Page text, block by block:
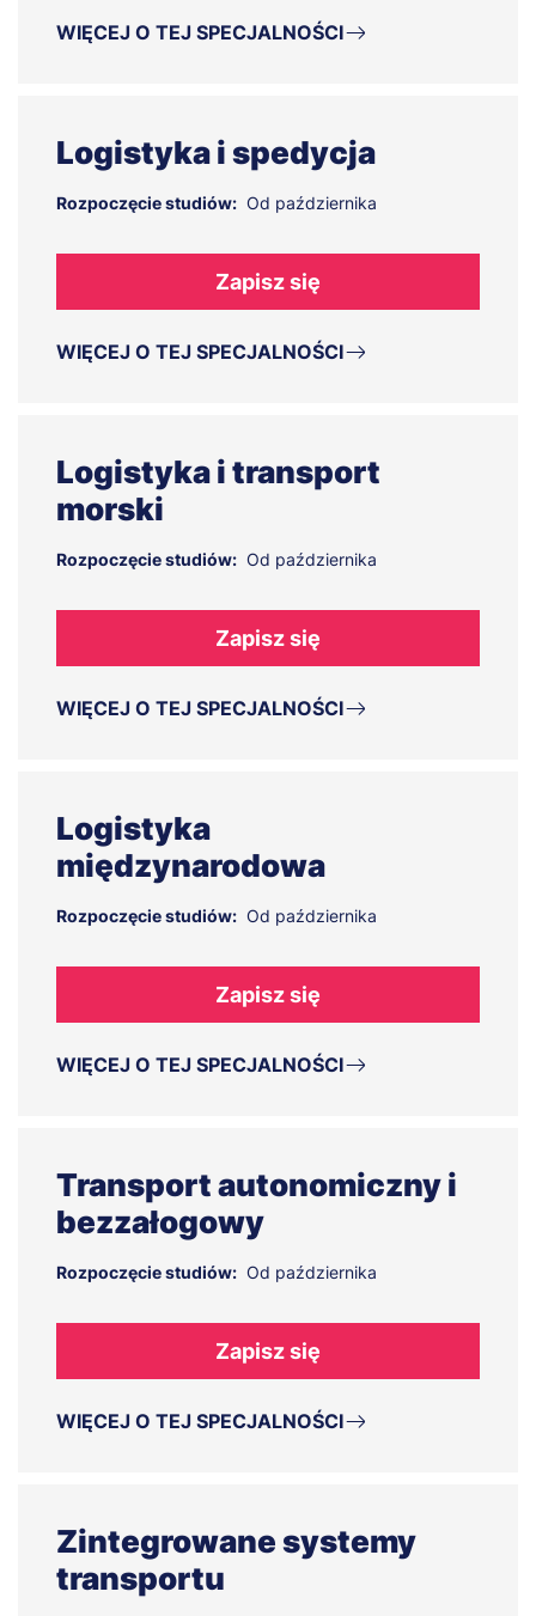
WIĘCEJ O TEJ SPECJALNOŚCI
Logistyka i spedycja
Rozpoczęcie studiów: Od października
Zapisz się
WIĘCEJ O TEJ SPECJALNOŚCI
Logistyka i transport
morski
Rozpoczęcie studiów: Od października
Zapisz się
WIĘCEJ O TEJ SPECJALNOŚCI
Logistyka
międzynarodowa
Rozpoczęcie studiów: Od października
Zapisz się
WIĘCEJ O TEJ SPECJALNOŚCI
Transport autonomiczny i
bezzałogowy
Rozpoczęcie studiów: Od października
Zapisz się
WIĘCEJ O TEJ SPECJALNOŚCI
Zintegrowane systemy
transportu